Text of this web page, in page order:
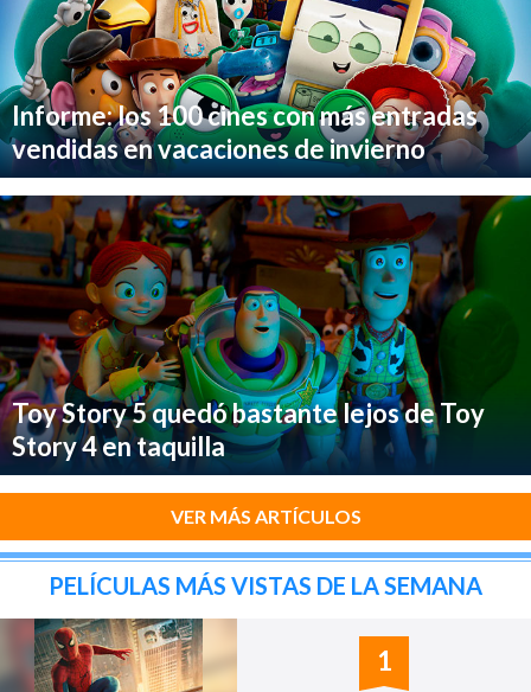
Informe: los 100 cines con más entradas
vendidas en vacaciones de invierno
Toy Story 5 quedó bastante lejos de Toy
Story 4 en taquilla
VER MÁS ARTÍCULOS
PELÍCULAS MÁS VISTAS DE LA SEMANA
1